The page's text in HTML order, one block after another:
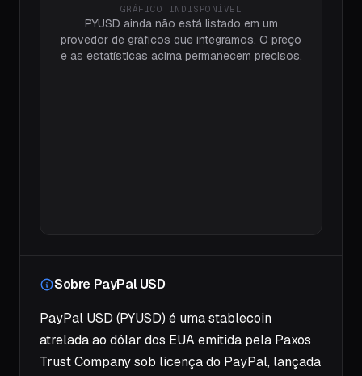
GRÁFICO INDISPONÍVEL
PYUSD ainda não está listado em um
provedor de gráficos que integramos. O preço
e as estatísticas acima permanecem precisos.
Sobre PayPal USD
PayPal USD (PYUSD) é uma stablecoin
atrelada ao dólar dos EUA emitida pela Paxos
Trust Company sob licença do PayPal, lançada